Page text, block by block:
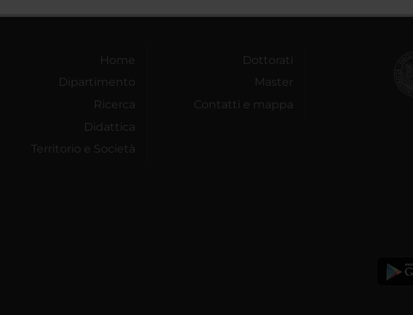
Home
Dipartimento
Ricerca
Didattica
Territorio e Società
Dottorati
Master
Contatti e mappa